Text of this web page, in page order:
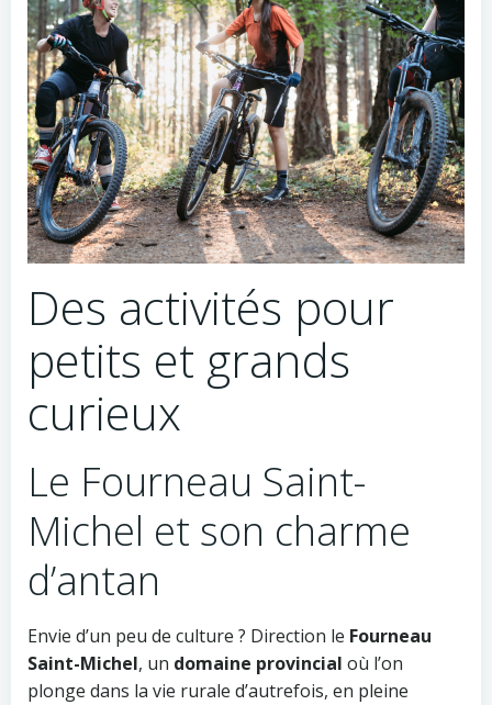
Des activités pour
petits et grands
curieux
Le Fourneau Saint-
Michel et son charme
d’antan
Envie d’un peu de culture ? Direction le Fourneau
Saint-Michel, un domaine provincial où l’on
plonge dans la vie rurale d’autrefois, en pleine